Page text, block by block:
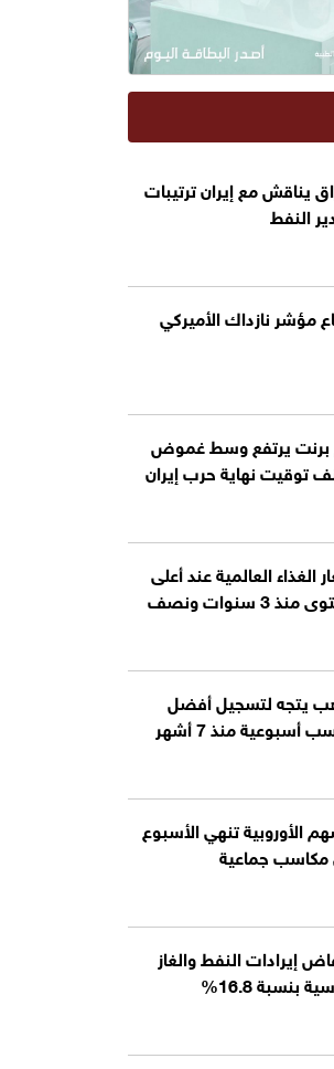
يناقش مع إيران ترتيبات
النفط
مؤشر نازداك الأميركي
برنت يرتفع وسط غموض
توقيت نهاية حرب إيران
الغذاء العالمية عند أعلى
3 سنوات ونصف
يتجه لتسجيل أفضل
أسبوعية منذ 7 أشهر
الأوروبية تنهي الأسبوع
مكاسب جماعية
إيرادات النفط والغاز
بنسبة 16.8%